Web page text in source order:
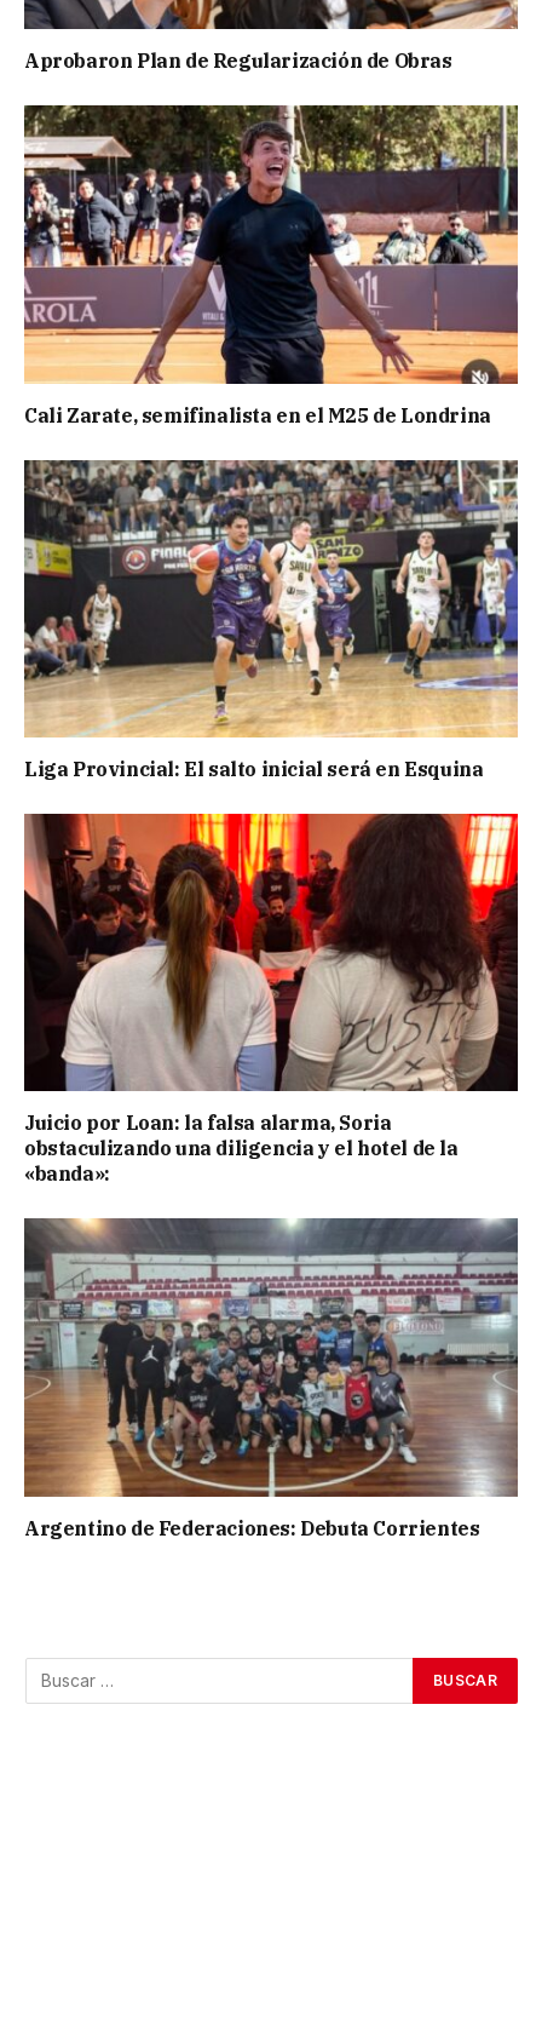
Aprobaron Plan de Regularización de Obras
Cali Zarate, semifinalista en el M25 de Londrina
Liga Provincial: El salto inicial será en Esquina
Juicio por Loan: la falsa alarma, Soria
obstaculizando una diligencia y el hotel de la
«banda»:
Argentino de Federaciones: Debuta Corrientes